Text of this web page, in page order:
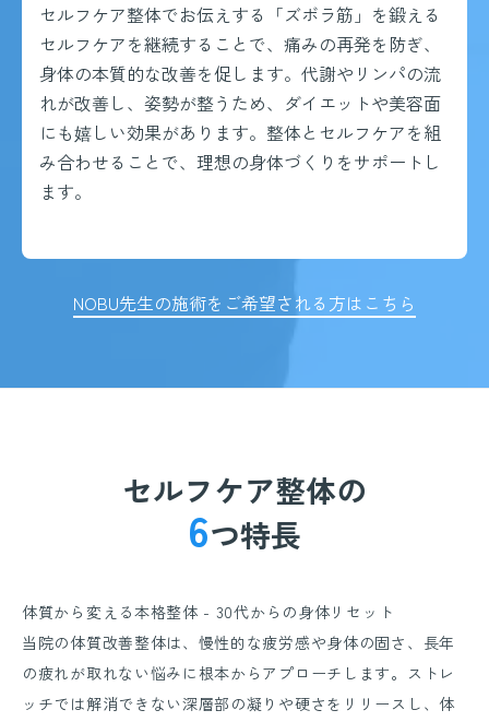
セルフケア整体でお伝えする「ズボラ筋」を鍛える
セルフケアを継続することで、痛みの再発を防ぎ、
身体の本質的な改善を促します。代謝やリンパの流
れが改善し、姿勢が整うため、ダイエットや美容面
にも嬉しい効果があります。整体とセルフケアを組
み合わせることで、理想の身体づくりをサポートし
ます。
NOBU先生の施術をご希望される方はこちら
セルフケア整体の
6つ特長
体質から変える本格整体 - 30代からの身体リセット
当院の体質改善整体は、慢性的な疲労感や身体の固さ、長年
の疲れが取れない悩みに根本からアプローチします。ストレ
ッチでは解消できない深層部の凝りや硬さをリリースし、体